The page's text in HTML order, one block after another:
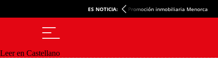
ES NOTICIA: Promoción inmobiliaria Menorca
Leer en Castellano